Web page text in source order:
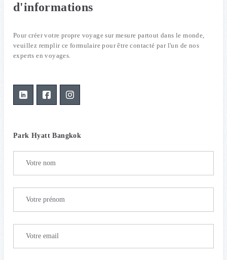
d'informations
Pour créer votre propre voyage sur mesure partout dans le monde,
veuillez remplir ce formulaire pour être contacté par l'un de nos
experts en voyages.
Park Hyatt Bangkok